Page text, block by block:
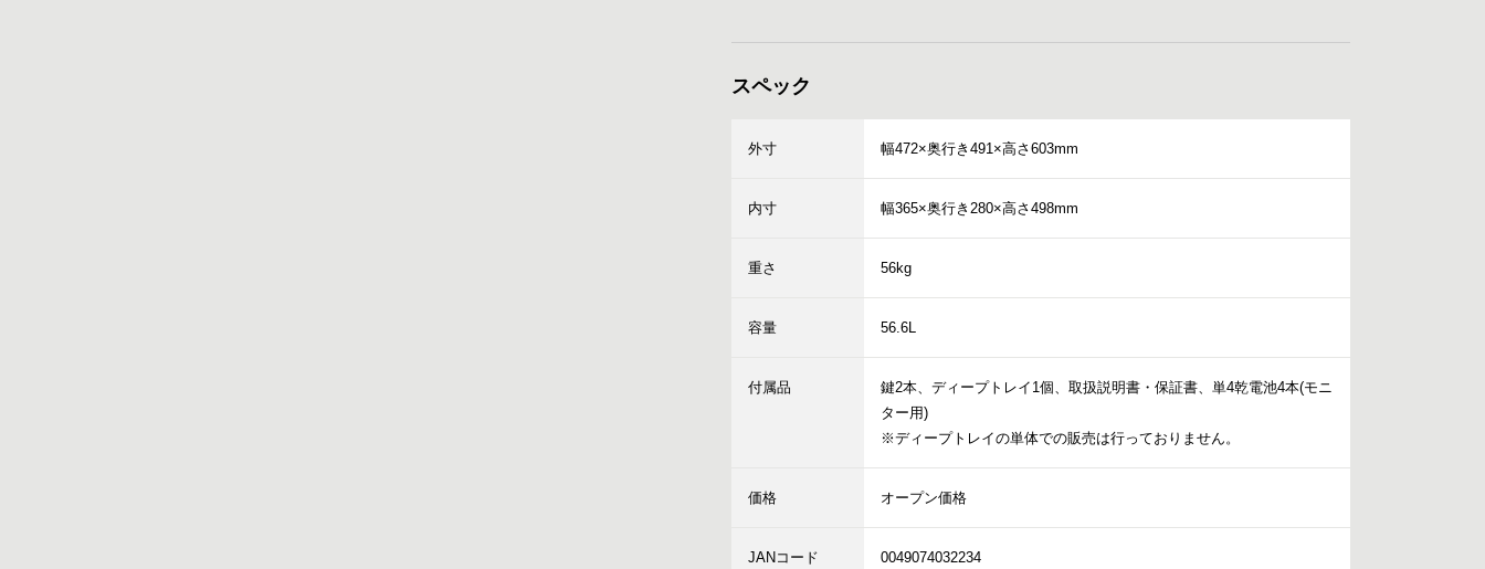
スペック
外寸 幅472×奥行き491×高さ603mm
内寸 幅365×奥行き280×高さ498mm
重さ 56kg
容量 56.6L
付属品
鍵2本、ディープトレイ1個、取扱説明書・保証書、単4乾電池4本(モニ
ター用)
※ディープトレイの単体での販売は行っておりません。
価格 オープン価格
JANコード 0049074032234